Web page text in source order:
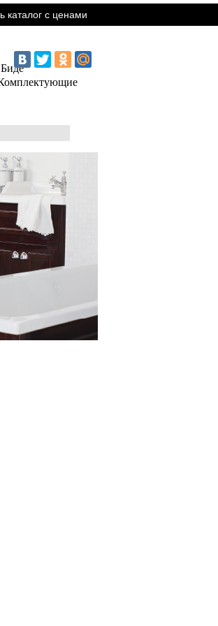
каталог с ценами
Биде